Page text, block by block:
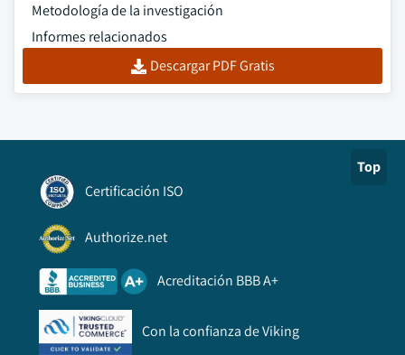
Metodología de la investigación
Informes relacionados
Descargar PDF Gratis
Top
Certificación ISO
Authorize.net
Acreditación BBB A+
Con la confianza de Viking